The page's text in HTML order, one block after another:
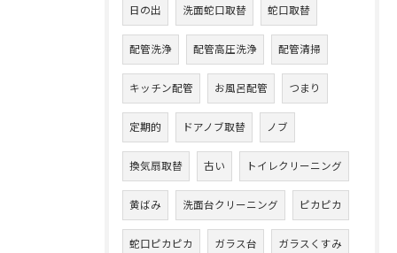
日の出 洗面蛇口取替 蛇口取替
配管洗浄 配管高圧洗浄 配管清掃
キッチン配管 お風呂配管 つまり
定期的 ドアノブ取替 ノブ
換気扇取替 古い トイレクリーニング
黄ばみ 洗面台クリーニング ピカピカ
蛇口ピカピカ ガラス台 ガラスくすみ